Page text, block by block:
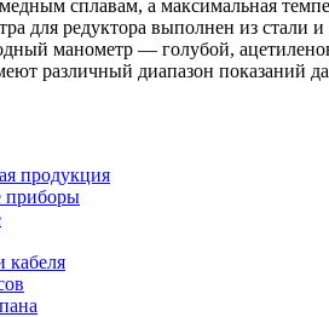
сплавам, а максимальная
для редуктора выполнен из стали
манометр — голубой,
различный диапазон показаний
продукция
приборы
кабеля